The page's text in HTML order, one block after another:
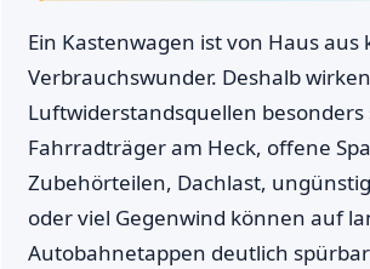
Ein Kastenwagen ist von Haus aus
Verbrauchswunder. Deshalb
Luftwiderstandsquellen besonders
Fahrradträger am Heck, offene
Zubehörteilen, Dachlast,
oder viel Gegenwind können auf
Autobahnetappen deutlich